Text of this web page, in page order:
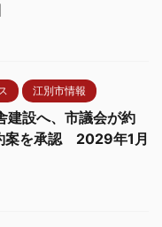
江別市情報
建設へ、市議会が約
案を承認 2029年1月